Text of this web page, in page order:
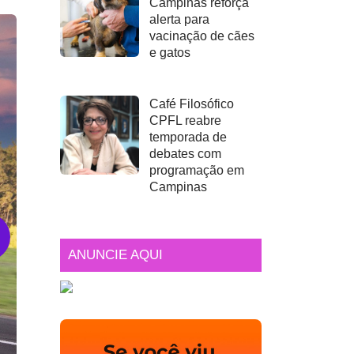
Campinas reforça
alerta para
vacinação de cães
e gatos
Café Filosófico
CPFL reabre
temporada de
debates com
programação em
Campinas
ANUNCIE AQUI